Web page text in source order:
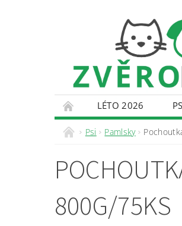
LÉTO 2026
KONTAKTY
Psi Pamlsky
800G/75KS